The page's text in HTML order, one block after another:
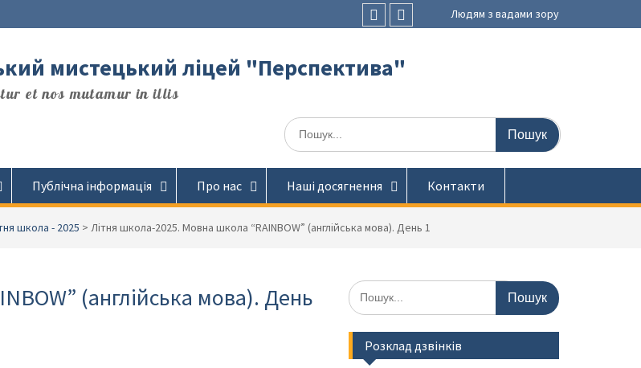
Людям з вадами зору
мистецький ліцей "Перспектива"
et nos mutamur in illis
Шукати:
Публічна інформація Про нас Наші досягнення Контакти
школа - 2025 > Літня школа-2025. Мовна школа “RAINBOW” (англійська мова). День 1
(англійська мова). День
Шукати:
Розклад дзвінків